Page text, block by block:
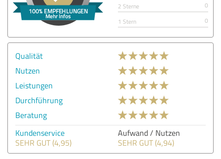
2 Sterne
0
1 Stern
0
Qualität
Nutzen
Leistungen
Durchführung
Beratung
Kundenservice
SEHR GUT (4,95)
Aufwand / Nutzen
SEHR GUT (4,94)